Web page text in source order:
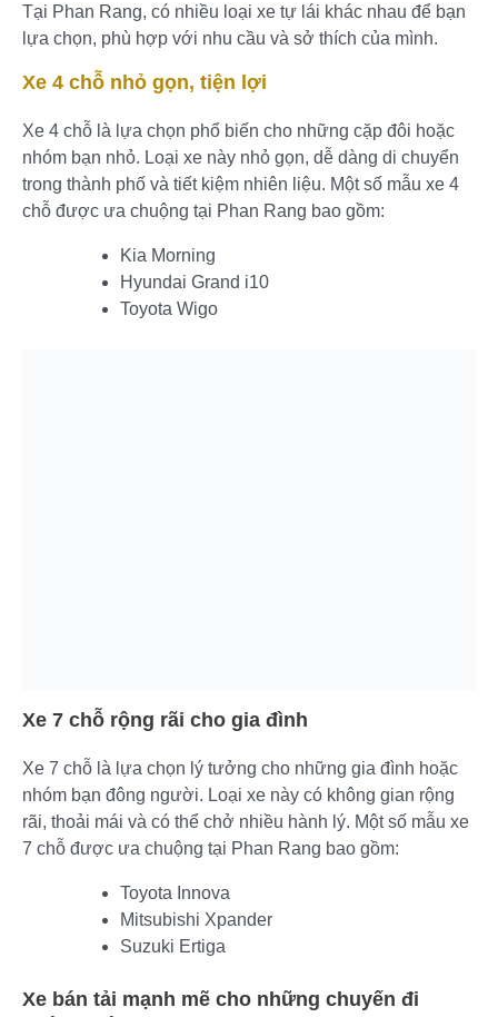
Tại Phan Rang, có nhiều loại xe tự lái khác nhau để bạn
lựa chọn, phù hợp với nhu cầu và sở thích của mình.
Xe 4 chỗ nhỏ gọn, tiện lợi
Xe 4 chỗ là lựa chọn phổ biến cho những cặp đôi hoặc
nhóm bạn nhỏ. Loại xe này nhỏ gọn, dễ dàng di chuyển
trong thành phố và tiết kiệm nhiên liệu. Một số mẫu xe 4
chỗ được ưa chuộng tại Phan Rang bao gồm:
Kia Morning
Hyundai Grand i10
Toyota Wigo
Xe 7 chỗ rộng rãi cho gia đình
Xe 7 chỗ là lựa chọn lý tưởng cho những gia đình hoặc
nhóm bạn đông người. Loại xe này có không gian rộng
rãi, thoải mái và có thể chở nhiều hành lý. Một số mẫu xe
7 chỗ được ưa chuộng tại Phan Rang bao gồm:
Toyota Innova
Mitsubishi Xpander
Suzuki Ertiga
Xe bán tải mạnh mẽ cho những chuyến đi